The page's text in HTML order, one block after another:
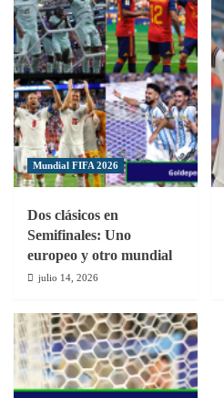
Mundial FIFA 2026
Dos clásicos en
Semifinales: Uno
europeo y otro mundial
julio 14, 2026